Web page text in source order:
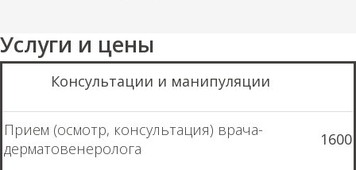
Услуги и цены
Консультации и манипуляции
Прием (осмотр, консультация) врача-
дерматовенеролога
1600